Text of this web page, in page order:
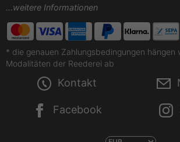
...weitere Informationen
* die genauen Zahlungsbedingungen hängen
Modalitäten der Reederei ab
Kontakt
Facebook